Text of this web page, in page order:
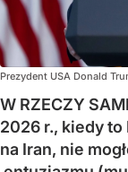
Prezydent USA Donald
W RZECZY
2026 r., kiedy to
na Iran, nie